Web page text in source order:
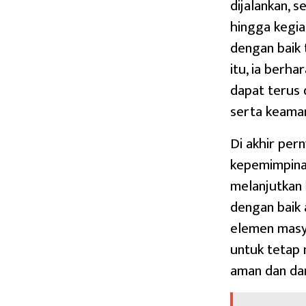
dijalankan,
hingga
dengan
itu, ia
dapat terus
serta
Di akhir
dengan
elemen
untuk tetap
aman dan